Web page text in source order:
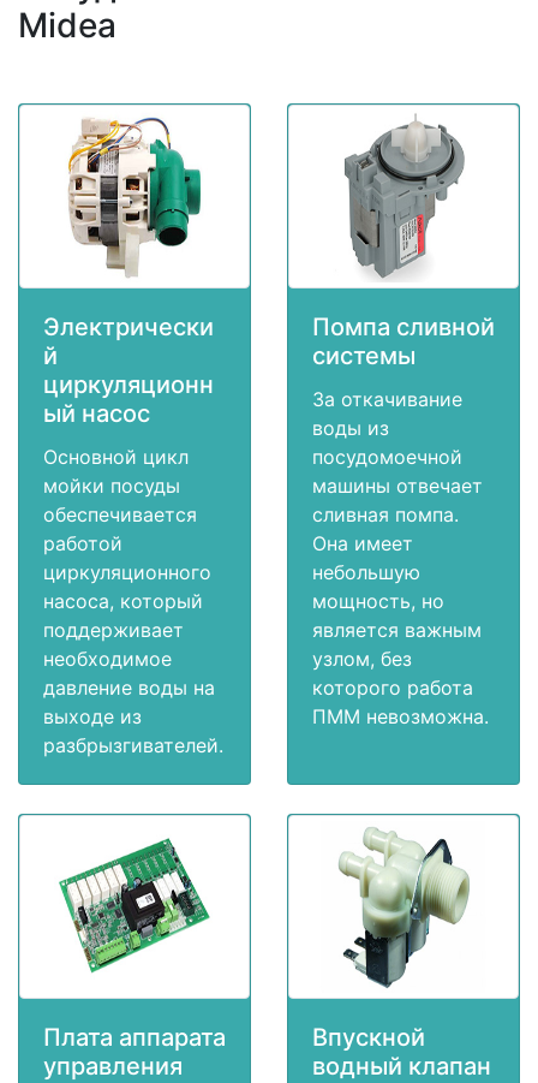
Midea
Электрически
й
циркуляционн
ый насос
Основной цикл
мойки посуды
обеспечивается
работой
циркуляционного
насоса, который
поддерживает
необходимое
давление воды на
выходе из
разбрызгивателей.
Помпа сливной
системы
За откачивание
воды из
посудомоечной
машины отвечает
сливная помпа.
Она имеет
небольшую
мощность, но
является важным
узлом, без
которого работа
ПММ невозможна.
Плата аппарата
управления
Впускной
водный клапан